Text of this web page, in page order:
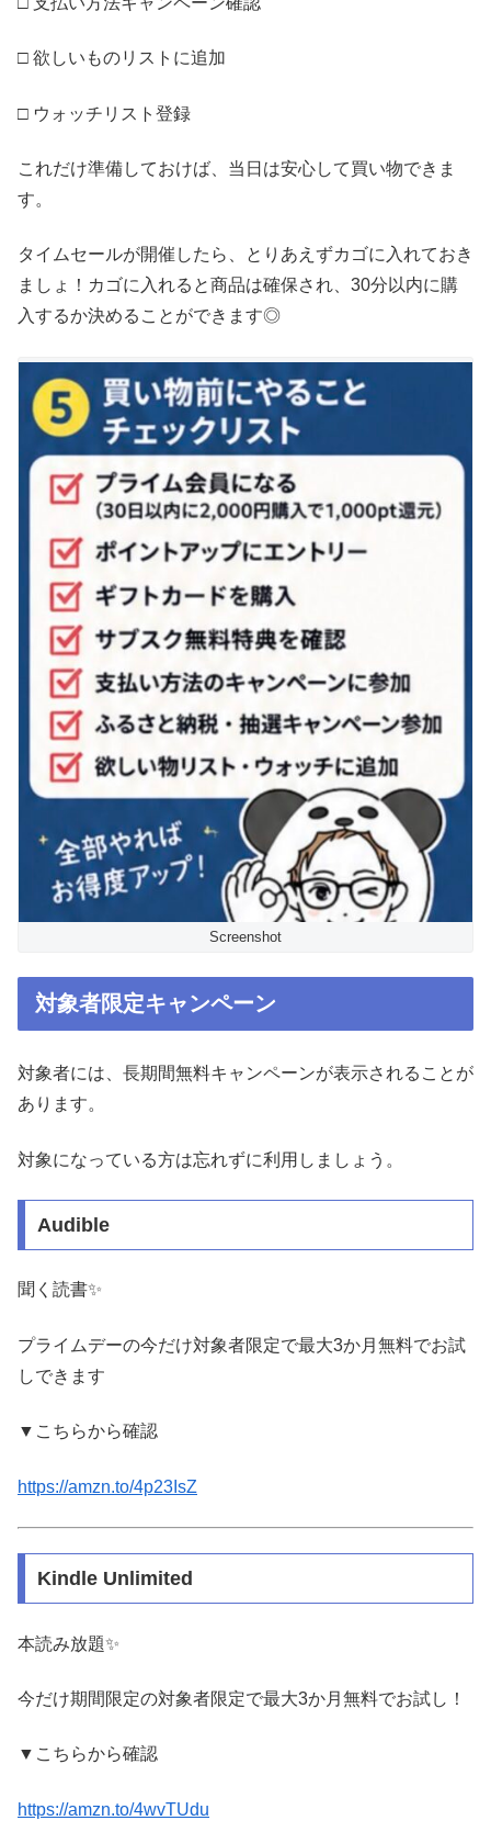
□ 欲しいものリストに追加
□ ウォッチリスト登録
これだけ準備しておけば、当日は安心して買い物できま
す。
タイムセールが開催したら、とりあえずカゴに入れておき
ましょ！カゴに入れると商品は確保され、30分以内に購
入するか決めることができます◎
Screenshot
対象者限定キャンペーン
対象者には、長期間無料キャンペーンが表示されることが
あります。
対象になっている方は忘れずに利用しましょう。
Audible
聞く読書✨️
プライムデーの今だけ対象者限定で最大3か月無料でお試
しできます
▼こちらから確認
https://amzn.to/4p23IsZ
Kindle Unlimited
本読み放題✨️
今だけ期間限定の対象者限定で最大3か月無料でお試し！
▼こちらから確認
https://amzn.to/4wvTUdu